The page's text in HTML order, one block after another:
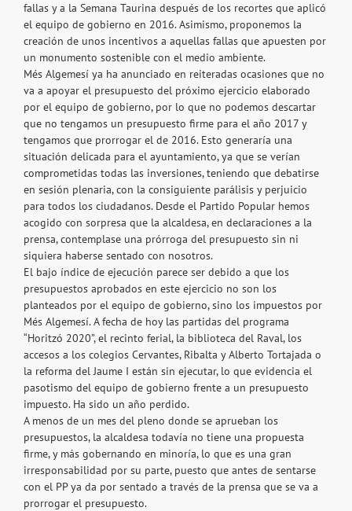
fallas y a la Semana Taurina después de los recortes que aplicó
el equipo de gobierno en 2016. Asimismo, proponemos la
creación de unos incentivos a aquellas fallas que apuesten por
un monumento sostenible con el medio ambiente.
Més Algemesí ya ha anunciado en reiteradas ocasiones que no
va a apoyar el presupuesto del próximo ejercicio elaborado
por el equipo de gobierno, por lo que no podemos descartar
que no tengamos un presupuesto firme para el año 2017 y
tengamos que prorrogar el de 2016. Esto generaría una
situación delicada para el ayuntamiento, ya que se verían
comprometidas todas las inversiones, teniendo que debatirse
en sesión plenaria, con la consiguiente parálisis y perjuicio
para todos los ciudadanos. Desde el Partido Popular hemos
acogido con sorpresa que la alcaldesa, en declaraciones a la
prensa, contemplase una prórroga del presupuesto sin ni
siquiera haberse sentado con nosotros.
El bajo índice de ejecución parece ser debido a que los
presupuestos aprobados en este ejercicio no son los
planteados por el equipo de gobierno, sino los impuestos por
Més Algemesí. A fecha de hoy las partidas del programa
“Horitzó 2020”, el recinto ferial, la biblioteca del Raval, los
accesos a los colegios Cervantes, Ribalta y Alberto Tortajada o
la reforma del Jaume I están sin ejecutar, lo que evidencia el
pasotismo del equipo de gobierno frente a un presupuesto
impuesto. Ha sido un año perdido.
A menos de un mes del pleno donde se aprueban los
presupuestos, la alcaldesa todavía no tiene una propuesta
firme, y más gobernando en minoría, lo que es una gran
irresponsabilidad por su parte, puesto que antes de sentarse
con el PP ya da por sentado a través de la prensa que se va a
prorrogar el presupuesto.